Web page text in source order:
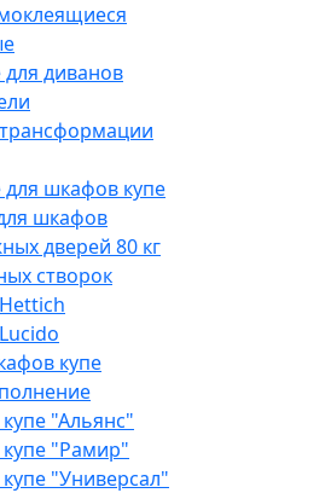
диванов
шкафов купе
шкафов
дверей 80 кг
створок
купе
"Альянс"
"Рамир"
"Универсал"